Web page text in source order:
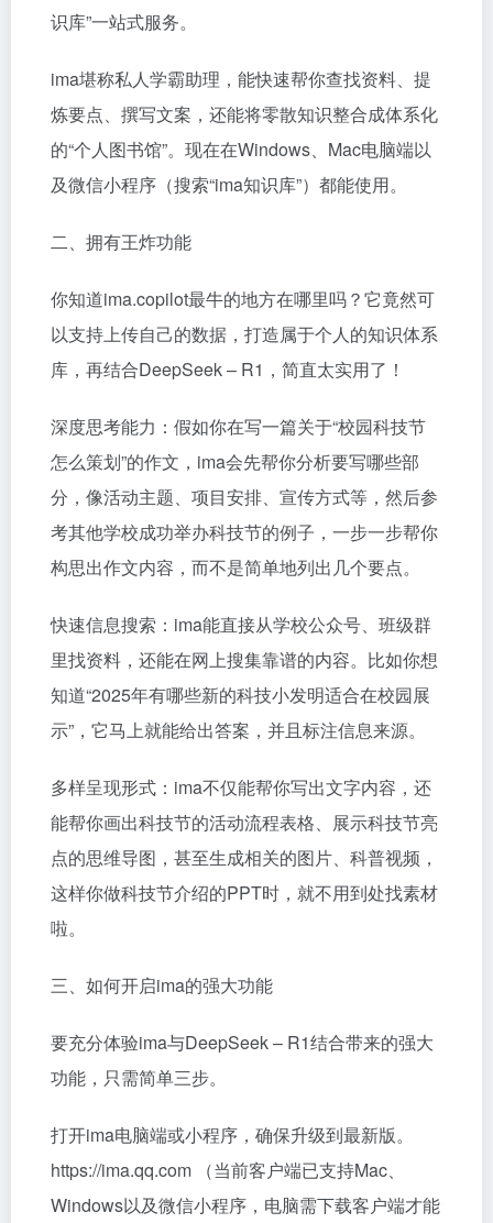
识库”一站式服务。
ima堪称私人学霸助理，能快速帮你查找资料、提
炼要点、撰写文案，还能将零散知识整合成体系化
的“个人图书馆”。现在在Windows、Mac电脑端以
及微信小程序（搜索“ima知识库”）都能使用。
二、拥有王炸功能
你知道ima.copilot最牛的地方在哪里吗？它竟然可
以支持上传自己的数据，打造属于个人的知识体系
库，再结合DeepSeek – R1，简直太实用了！
深度思考能力：假如你在写一篇关于“校园科技节
怎么策划”的作文，ima会先帮你分析要写哪些部
分，像活动主题、项目安排、宣传方式等，然后参
考其他学校成功举办科技节的例子，一步一步帮你
构思出作文内容，而不是简单地列出几个要点。
快速信息搜索：ima能直接从学校公众号、班级群
里找资料，还能在网上搜集靠谱的内容。比如你想
知道“2025年有哪些新的科技小发明适合在校园展
示”，它马上就能给出答案，并且标注信息来源。
多样呈现形式：ima不仅能帮你写出文字内容，还
能帮你画出科技节的活动流程表格、展示科技节亮
点的思维导图，甚至生成相关的图片、科普视频，
这样你做科技节介绍的PPT时，就不用到处找素材
啦。
三、如何开启ima的强大功能
要充分体验ima与DeepSeek – R1结合带来的强大
功能，只需简单三步。
打开ima电脑端或小程序，确保升级到最新版。
https://ima.qq.com （当前客户端已支持Mac、
Windows以及微信小程序，电脑需下载客户端才能